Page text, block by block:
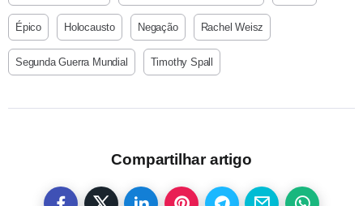
Épico Holocausto Negação Rachel Weisz
Segunda Guerra Mundial Timothy Spall
Compartilhar artigo